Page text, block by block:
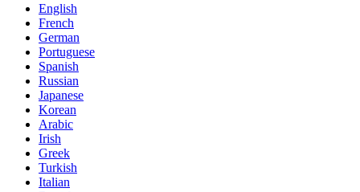
English
French
German
Portuguese
Spanish
Russian
Japanese
Korean
Arabic
Irish
Greek
Turkish
Italian